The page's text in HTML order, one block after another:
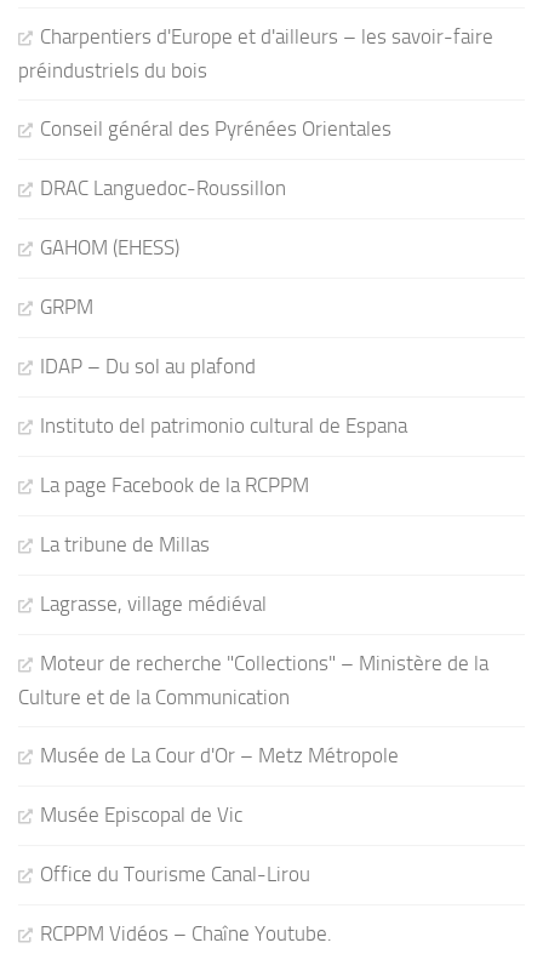
Charpentiers d'Europe et d'ailleurs – les savoir-faire
préindustriels du bois
Conseil général des Pyrénées Orientales
DRAC Languedoc-Roussillon
GAHOM (EHESS)
GRPM
IDAP – Du sol au plafond
Instituto del patrimonio cultural de Espana
La page Facebook de la RCPPM
La tribune de Millas
Lagrasse, village médiéval
Moteur de recherche "Collections" – Ministère de la
Culture et de la Communication
Musée de La Cour d'Or – Metz Métropole
Musée Episcopal de Vic
Office du Tourisme Canal-Lirou
RCPPM Vidéos – Chaîne Youtube.